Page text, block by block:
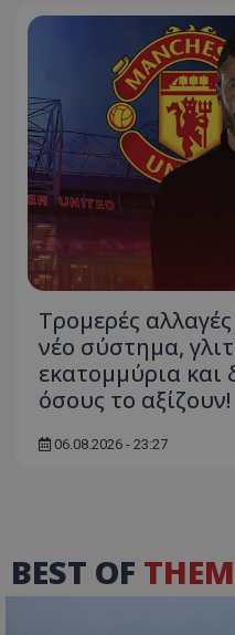
Τρομερές
νέο σύστημα,
εκατομμύρια και
όσους το αξίζουν!
06.08.2026 - 23:27
BEST OF